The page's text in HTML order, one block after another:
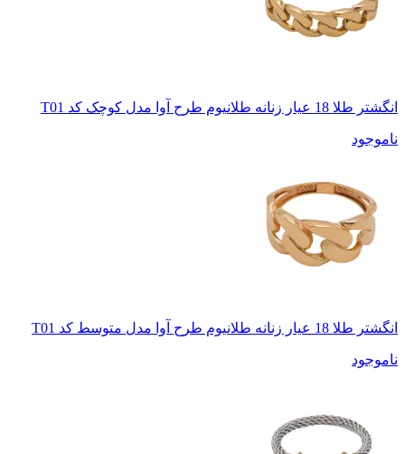
انگشتر طلا 18 عیار زنانه طلانیوم طرح آوا مدل کوچک کد T01
ناموجود
انگشتر طلا 18 عیار زنانه طلانیوم طرح آوا مدل متوسط کد T01
ناموجود